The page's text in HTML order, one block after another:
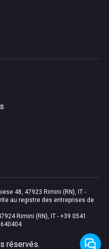
48, 47923 Rimini (RN), IT -
au registre des entreprises de
Rimini (RN), IT - +39 0541
réservés.